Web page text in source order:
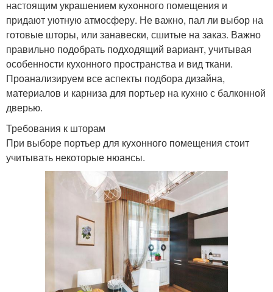
настоящим украшением кухонного помещения и
придают уютную атмосферу. Не важно, пал ли выбор на
готовые шторы, или занавески, сшитые на заказ. Важно
правильно подобрать подходящий вариант, учитывая
особенности кухонного пространства и вид ткани.
Проанализируем все аспекты подбора дизайна,
материалов и карниза для портьер на кухню с балконной
дверью.
Требования к шторам
При выборе портьер для кухонного помещения стоит
учитывать некоторые нюансы.